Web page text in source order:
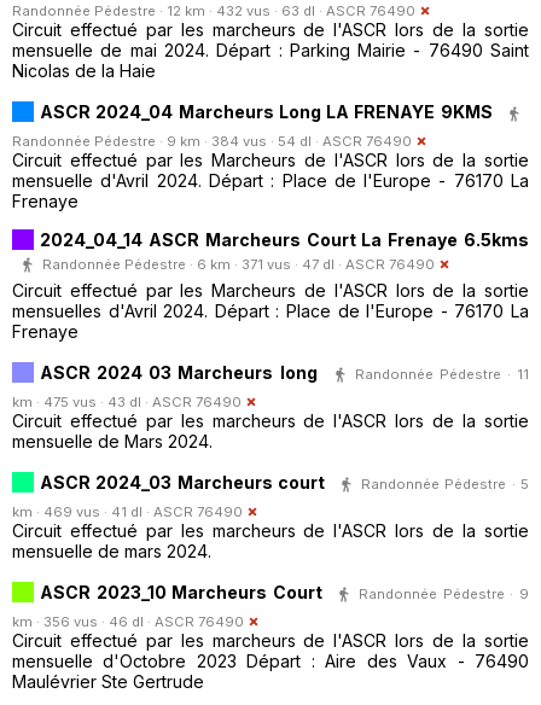
Randonnée Pédestre · 12 km · 432 vus · 63 dl · ASCR 76490
Circuit effectué par les marcheurs de l'ASCR lors de la sortie
mensuelle de mai 2024. Départ : Parking Mairie - 76490 Saint
Nicolas de la Haie
ASCR 2024_04 Marcheurs Long LA FRENAYE 9KMS
Randonnée Pédestre · 9 km · 384 vus · 54 dl · ASCR 76490
Circuit effectué par les Marcheurs de l'ASCR lors de la sortie
mensuelle d'Avril 2024. Départ : Place de l'Europe - 76170 La
Frenaye
2024_04_14 ASCR Marcheurs Court La Frenaye 6.5kms
Randonnée Pédestre · 6 km · 371 vus · 47 dl · ASCR 76490
Circuit effectué par les Marcheurs de l'ASCR lors de la sortie
mensuelles d'Avril 2024. Départ : Place de l'Europe - 76170 La
Frenaye
ASCR 2024 03 Marcheurs long
Randonnée Pédestre · 11
km · 475 vus · 43 dl · ASCR 76490
Circuit effectué par les marcheurs de l'ASCR lors de la sortie
mensuelle de Mars 2024.
ASCR 2024_03 Marcheurs court
Randonnée Pédestre · 5
km · 469 vus · 41 dl · ASCR 76490
Circuit effectué par les marcheurs de l'ASCR lors de la sortie
mensuelle de mars 2024.
ASCR 2023_10 Marcheurs Court
Randonnée Pédestre · 9
km · 356 vus · 46 dl · ASCR 76490
Circuit effectué par les marcheurs de l'ASCR lors de la sortie
mensuelle d'Octobre 2023 Départ : Aire des Vaux - 76490
Maulévrier Ste Gertrude